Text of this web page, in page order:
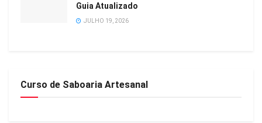
Guia Atualizado
JULHO 19, 2026
Curso de Saboaria Artesanal